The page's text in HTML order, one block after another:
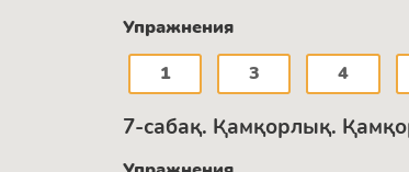
Упражнения
1
3 4
7-сабақ. Қамқорлық.